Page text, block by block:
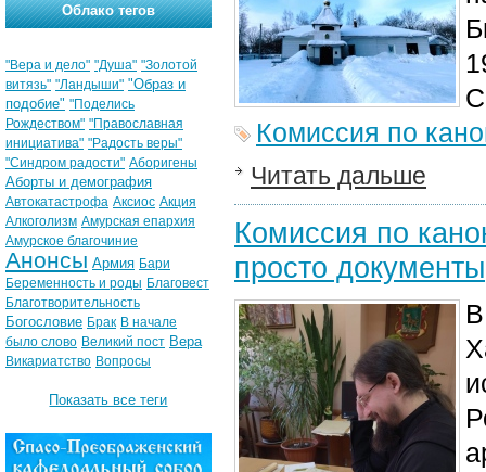
Комиссия по
Читать дальше
Комиссия по
просто
Облако тегов
"Вера и дело" "Душа" "Золотой
витязь" "Ландыши" "Образ и
подобие" "Поделись
Рождеством" "Православная
инициатива" "Радость веры"
"Синдром радости" Аборигены
Аборты и демография
Автокатастрофа Аксиос Акция
Алкоголизм Амурская епархия
Амурское благочиние
Анонсы Армия Бари
Беременность и роды Благовест
Благотворительность
Богословие Брак В начале
было слово Великий пост Вера
Викариатство Вопросы
Показать все теги